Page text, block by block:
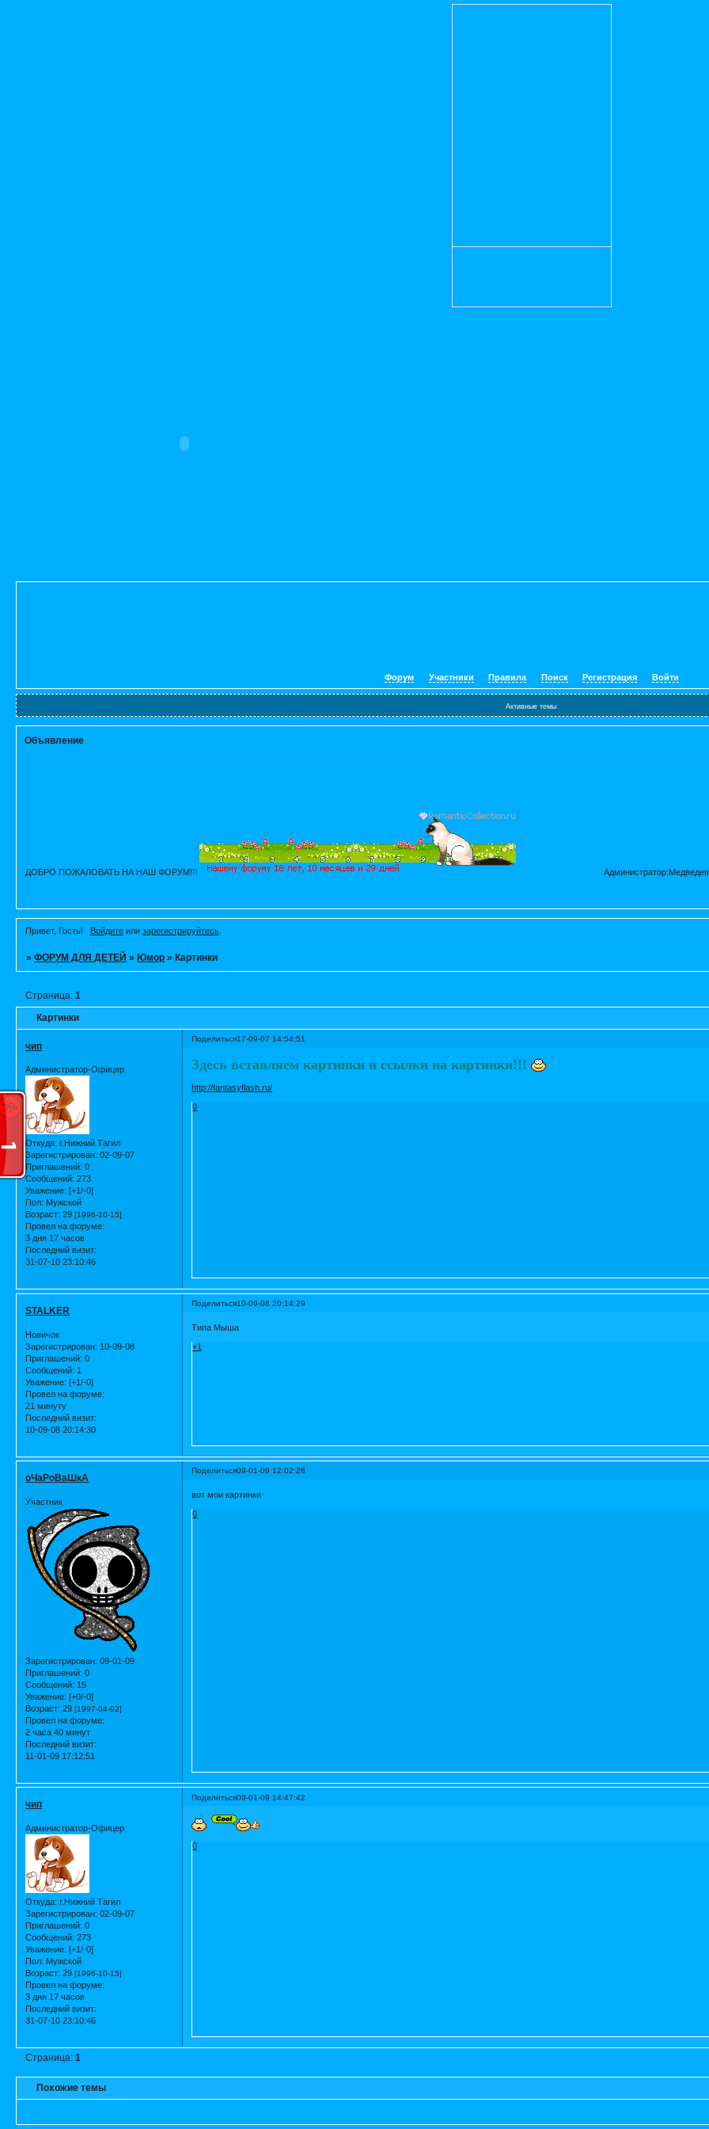
Форум Участники Правила Поиск Регистрация Войти
Активные темы
Объявление
ДОБРО ПОЖАЛОВАТЬ НА НАШ ФОРУМ!!!
Привет, Гость! Войдитеили зарегистрируйтесь.
»ФОРУМ ДЛЯ ДЕТЕЙ »Юмор »Картинки
Картинки
Страница:1
Поделиться17-09-07 14:54:51
чип
Администратор-Офицер
Откуда: г.Нижний Тагил
Зарегистрирован: 02-09-07
Приглашений: 0
Сообщений: 273
Уважение: [+1/-0]
Пол: Мужской
Возраст: 29[1996-10-15]
Провел на форуме:
3 дня 17 часов
Последний визит:
31-07-10 23:10:46
Здесь вставляем картинки и ссылки на картинки!!!
http://fantasyflash.ru/
0
Поделиться10-09-08 20:14:29
STALKER
Новичок
Зарегистрирован: 10-09-08
Приглашений: 0
Сообщений: 1
Уважение: [+1/-0]
Провел на форуме:
21 минуту
Последний визит:
10-09-08 20:14:30
Типа Мыша
+1
Поделиться09-01-09 12:02:28
оЧаРоВаШкА
Участник
Зарегистрирован: 09-01-09
Приглашений: 0
Сообщений: 15
Уважение: [+0/-0]
Возраст: 29[1997-04-02]
Провел на форуме:
2 часа 40 минут
Последний визит:
11-01-09 17:12:51
вот мои картинки
0
Поделиться09-01-09 14:47:42
чип
Администратор-Офицер
Откуда: г.Нижний Тагил
Зарегистрирован: 02-09-07
Приглашений: 0
Сообщений: 273
Уважение: [+1/-0]
Пол: Мужской
Возраст: 29[1996-10-15]
Провел на форуме:
3 дня 17 часов
Последний визит:
31-07-10 23:10:46
0
Страница:1
Похожие темы